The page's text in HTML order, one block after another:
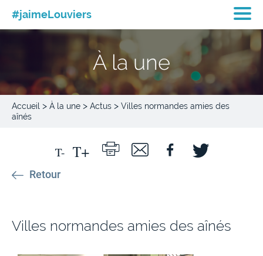
#jaimeLouviers
À la une
Accueil > À la une > Actus > Villes normandes amies des
aînés
Retour
Villes normandes amies des aînés